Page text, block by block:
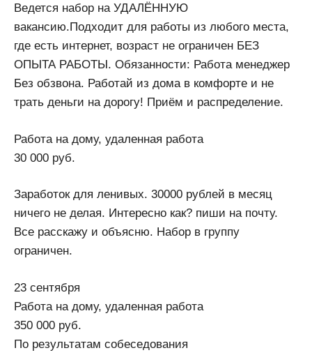
Ведется набор на УДАЛЁННУЮ
вакансию.Подходит для работы из любого места,
где есть интернет, возраст не ограничен БЕЗ
ОПЫТА РАБОТЫ. Обязанности: Работа менеджер
Без обзвона. Работай из дома в комфорте и не
трать деньги на дорогу! Приём и распределение.
Работа на дому, удаленная работа
30 000 руб.
Заработок для ленивых. 30000 рублей в месяц
ничего не делая. Интересно как? пиши на почту.
Все расскажу и объясню. Набор в группу
ограничен.
23 сентября
Работа на дому, удаленная работа
350 000 руб.
По результатам собеседования